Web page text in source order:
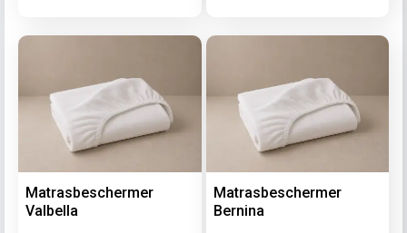
Matrasbeschermer
Valbella
Matrasbeschermer
Bernina